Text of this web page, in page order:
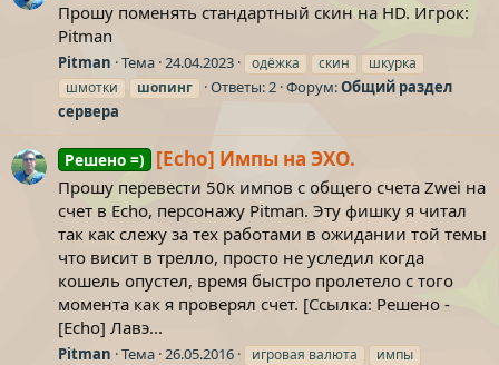
Прошу поменять стандартный скин на HD. Игрок:
Pitman
Pitman Тема 24.04.2023 одёжка скин
шкурка
шмотки
шопинг Ответы: 2 Форум:Общий раздел
сервера
Решено =) [Echo] Импы на ЭХО.
Прошу перевести 50к импов с общего счета Zwei на
счет в Echo, персонажу Pitman. Эту фишку я читал
так как слежу за тех работами в ожидании той темы
что висит в трелло, просто не уследил когда
кошель опустел, время быстро пролетело с того
момента как я проверял счет. [Ссылка: Решено -
[Echo] Лавэ...
Pitman Тема 26.05.2016 игровая валюта
импы